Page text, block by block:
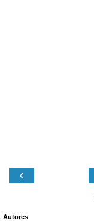
‹
Autores